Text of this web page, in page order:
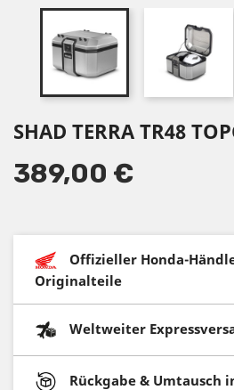
SHAD TERRA TR48
389,00 €
Offizieller Honda-
Originalteile
Weltweiter
Rückgabe & Umtausch